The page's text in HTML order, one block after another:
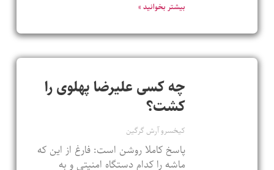
بیشتر بخوانید »
چه کسی علیرضا پهلوی را
کشت؟
کیخسرو آرش گرگین
پاسخ کاملا روشن است: فارغ از این که
ماشه را کدام دستگاه امنیتی و به